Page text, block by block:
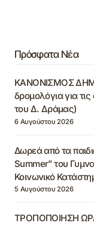
Πρόσφατα Νέα
ΚΑΝΟΝΙΣΜΟΣ
δρομολόγια για
του Δ. Δράμας)
6 Αυγούστου 2026
Δωρεά από τα
Summer” του
Κοινωνικό
5 Αυγούστου 2026
ΤΡΟΠΟΠΟΙΗΣΗ